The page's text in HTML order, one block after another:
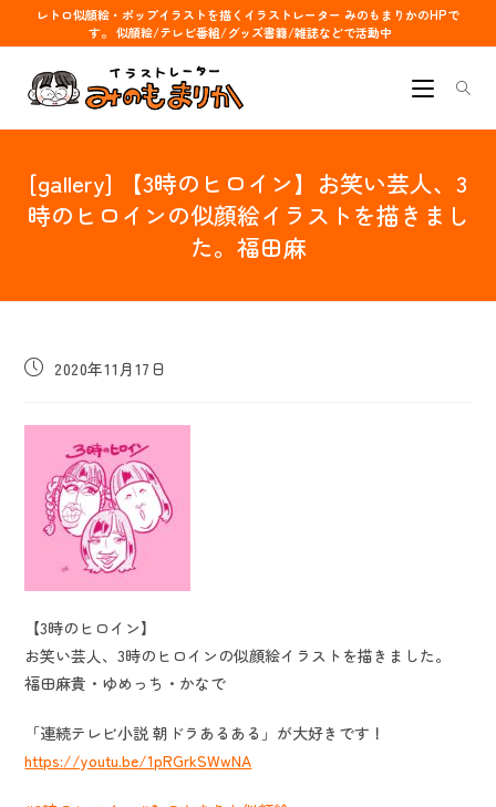
レトロ似顔絵・ポップイラストを描くイラストレーター みのもまりかのHPで
す。 似顔絵/テレビ番組/グッズ書籍/雑誌などで活動中
[gallery] 【3時のヒロイン】お笑い芸人、3
時のヒロインの似顔絵イラストを描きまし
た。福田麻
投
開
2020年11月17日
【3時のヒロイン】
お笑い芸人、3時のヒロインの似顔絵イラストを描きました。
福田麻貴・ゆめっち・かなで
「連続テレビ小説 朝ドラあるある」が大好きです！
https://youtu.be/1pRGrkSWwNA